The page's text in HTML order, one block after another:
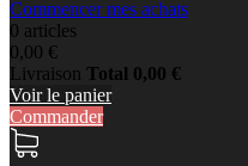
Commencer mes achats
0 articles
0,00 €
Livraison Total 0,00 €
Voir le panier
Commander